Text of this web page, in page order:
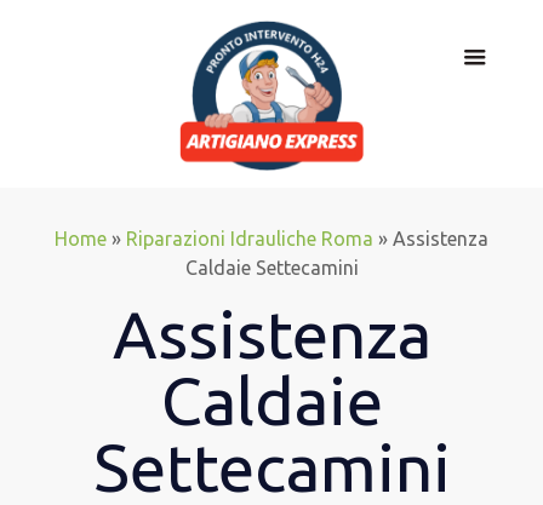
Home » Riparazioni Idrauliche Roma » Assistenza
Caldaie Settecamini
Assistenza
Caldaie
Settecamini